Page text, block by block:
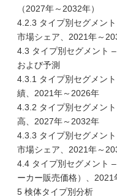
（2027年～2032年）
4.2.3 タイプ別セグメン
市場シェア、2021年～
4.3 タイプ別セグメント
および予測
4.3.1 タイプ別セグメン
績、2021年～2026年
4.3.2 タイプ別セグメン
高、2027年～2032年
4.3.3 タイプ別セグメン
市場シェア、2021年～
4.4 タイプ別セグメント
ーカー販売価格）、2021
5 検体タイプ別分析